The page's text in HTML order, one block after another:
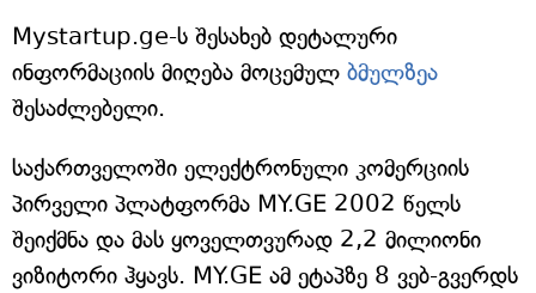
Mystartup.ge-ს შესახებ დეტალური
ინფორმაციის მიღება მოცემულ ბმულზეა
შესაძლებელი.
საქართველოში ელექტრონული კომერციის
პირველი პლატფორმა MY.GE 2002 წელს
შეიქმნა და მას ყოველთვურად 2,2 მილიონი
ვიზიტორი ჰყავს. MY.GE ამ ეტაპზე 8 ვებ-გვერდს